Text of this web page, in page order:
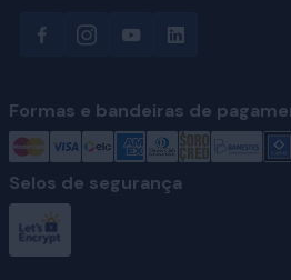
Formas e bandeiras de
Selos de segurança